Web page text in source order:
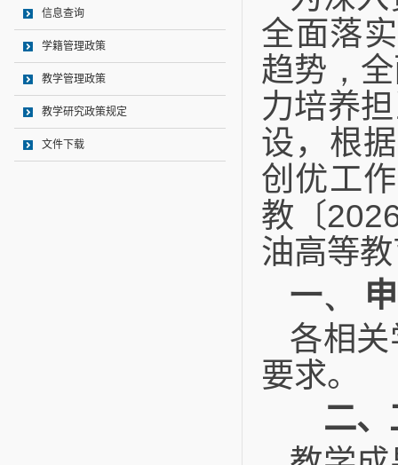
信息查询
学籍管理政策
教学管理政策
教学研究政策规定
文件下载
全面落
趋势 ，
力培养
设，根
创优工
教〔
油高等
一、
各相
要求。
二、